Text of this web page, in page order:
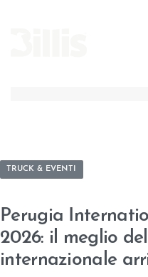
TRUCK & EVENTI
Perugia
2026: il meglio
internazionale